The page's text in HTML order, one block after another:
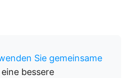
Sie gemeinsame
bessere